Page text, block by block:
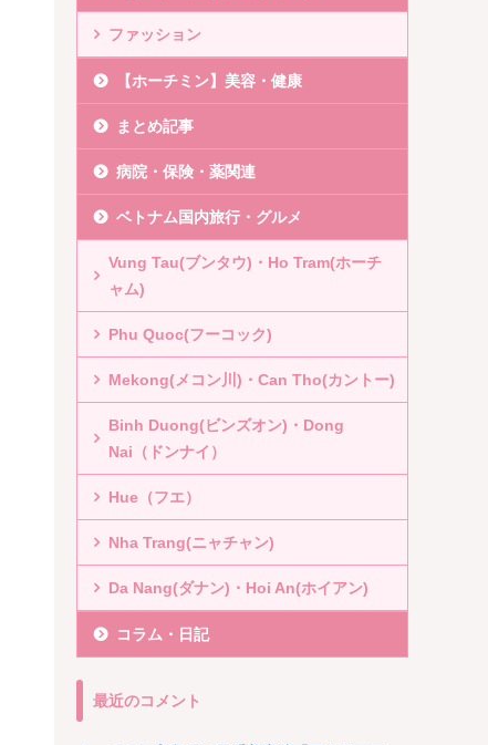
ファッション
【ホーチミン】美容・健康
まとめ記事
病院・保険・薬関連
ベトナム国内旅行・グルメ
Vung Tau(ブンタウ)・Ho Tram(ホーチ
ャム)
Phu Quoc(フーコック)
Mekong(メコン川)・Can Tho(カントー)
Binh Duong(ビンズオン)・Dong
Nai（ドンナイ）
Hue（フエ）
Nha Trang(ニャチャン)
Da Nang(ダナン)・Hoi An(ホイアン)
コラム・日記
最近のコメント